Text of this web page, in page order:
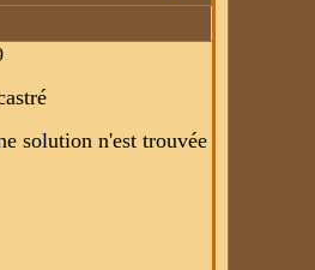
solution n'est trouvée